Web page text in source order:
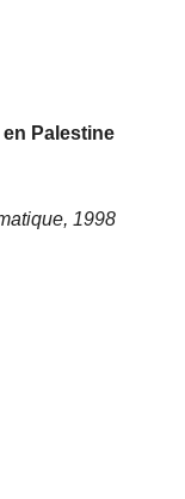
Palestine
1998